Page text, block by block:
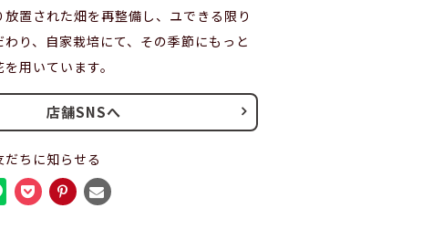
置された畑を再整備し、ユできる限り
り、自家栽培にて、その季節にもっと
用いています。
店舗SNSへ
ちに知らせる